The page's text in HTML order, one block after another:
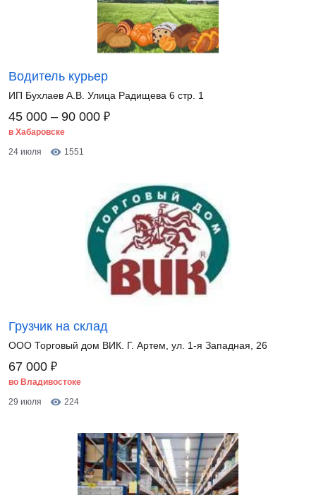
Водитель курьер
ИП Бухлаев А.В. Улица Радищева 6 стр. 1
45 000 – 90 000 ₽
в Хабаровске
24 июля
1551
Грузчик на склад
ООО Торговый дом ВИК. Г. Артем, ул. 1-я Западная, 26
67 000 ₽
во Владивостоке
29 июля
224